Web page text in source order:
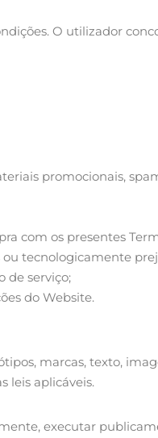
O utilizador
promocionais,
com os presentes
tecnologicamente
de serviço;
do Website.
marcas, texto,
leis aplicáveis.
executar